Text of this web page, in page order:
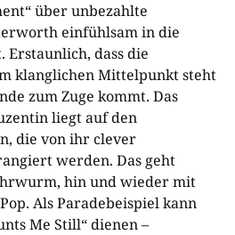
über unbezahlte
einfühlsam in die
dass die
klanglichen Mittelpunkt steht
zum Zuge kommt. Das
liegt auf den
die von ihr clever
werden. Das geht
hin und wieder mit
Als Paradebeispiel kann
Me Still“ dienen –